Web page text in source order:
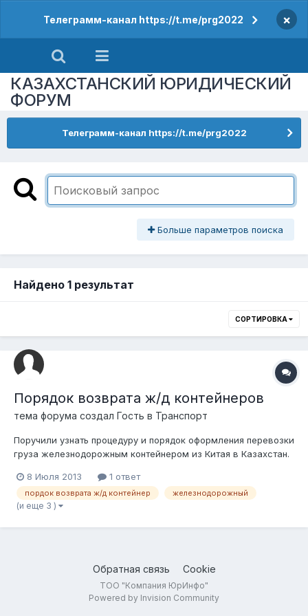
Телеграмм-канал https://t.me/prg2022 ×
КАЗАХСТАНСКИЙ ЮРИДИЧЕСКИЙ
ФОРУМ
Телеграмм-канал https://t.me/prg2022
Больше параметров поиска
Найдено 1 результат
СОРТИРОВКА
Порядок возврата ж/д контейнеров
тема форума создал Гость в Транспорт
Поручили узнать процедуру и порядок оформления перевозки
груза железнодорожным контейнером из Китая в Казахстан.
фут. Скажите, как происходит возврат контейнера?
8 Июля 2013 1 ответ
пордок возврата ж/д контейнер железнодорожный
(и еще 3 )
Обратная связь Cookie
ТОО "Компания ЮрИнфо"
Powered by Invision Community